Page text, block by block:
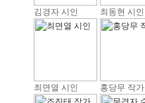
김경자 시인 최동현 시인
최면열 시인 홍당무 작가